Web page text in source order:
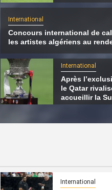
Hamas
du Qatar
8 août 2026 Qatarien
International
Concours international de
les artistes algériens au
International
Après
le Qatar
accueillir la
International